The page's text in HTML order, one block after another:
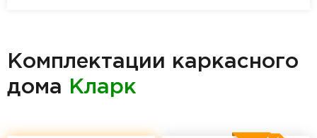
Комплектации каркасного
дома
Кларк